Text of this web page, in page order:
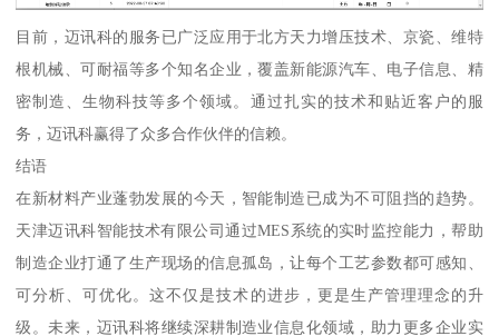
目前，迈讯科的服务已广泛应用于北方天力增压技术、京瓷、维特
根机械、可耐福等多个知名企业，覆盖新能源汽车、电子信息、精
密制造、生物科技等多个领域。通过扎实的技术和贴近客户的服
务，迈讯科赢得了众多合作伙伴的信赖。
结语
在新材料产业蓬勃发展的今天，智能制造已成为不可阻挡的趋势。
天津迈讯科智能技术有限公司通过MES系统的实时监控能力，帮助
制造企业打通了生产现场的信息孤岛，让每个工艺参数都可感知、
可分析、可优化。这不仅是技术的进步，更是生产管理理念的升
级。未来，迈讯科将继续深耕制造业信息化领域，助力更多企业实